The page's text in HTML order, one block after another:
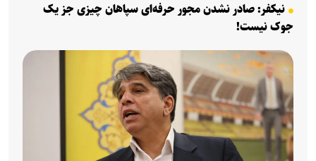
نیکفر: صادر نشدن مجور حرفه‌ای سپاهان چیزی جز یک
جوک نیست!